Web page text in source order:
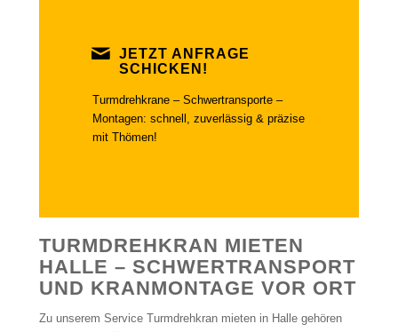
JETZT ANFRAGE
SCHICKEN!
Turmdrehkrane – Schwertransporte –
Montagen: schnell, zuverlässig & präzise
mit Thömen!
TURMDREHKRAN MIETEN
HALLE – SCHWERTRANSPORT
UND KRANMONTAGE VOR ORT
Zu unserem Service Turmdrehkran mieten in Halle gehören